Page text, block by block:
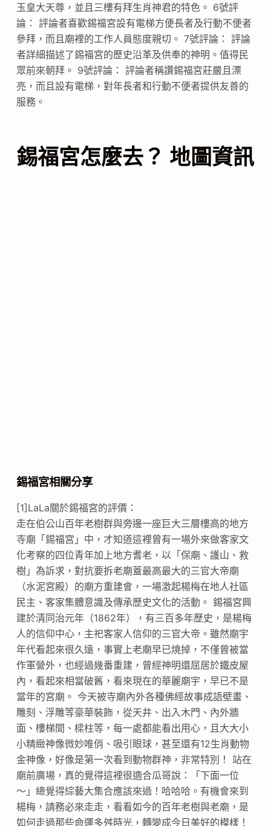
玉皇大天尊，並且三樓有拜生肖神君的特色。 6號評
論： 評論者喜歡錫福宮設有電梯方便長者及行動不便者
參拜，而且廟裡的工作人員態度親切。 7號評論： 評論
者詳細描述了錫福宮的歷史沿革及供奉的神明。值得民
眾前來朝拜。 9號評論： 評論者稱讚錫福宮莊嚴且漂
亮，而且設有電梯，對年長者和行動不便者提供友善的
服務。
錫福宮怎麼去？ 地圖資訊
錫福宮相關分享
[1]LaLa關於錫福宮的評價：
走在伯公山百年老樹群與旁邊一座巨大三層樓高的地方
寺廟「錫福宮」中，才知道這裡曾有一場外來做客家文
化考察的四位青年加上地方耆老，以「保廟、護山、救
樹」為訴求，對抗要拆老廟蓋最高最大的三官大帝廟
（水泥宮殿）的廟方重建會，一場激起楊梅在地人社區
民主、客家集體意識及傳承歷史文化的活動。 錫福宮興
建於清同治元年（1862年），有三百多年歷史，是楊梅
人的信仰中心，主祀客家人信仰的三官大帝。雖然廟宇
年代看起來很久遠，事實上老廟早已燒掉，不僅曾被當
作軍營外，也經過幾番重建，曾經神明還屈居於鐵皮屋
內，看起來相當破舊，看來現在的華麗廟宇，早已不是
當年的宮廟。 今天被寺廟內外各種佛經故事成語壁畫、
雕刻、浮雕等豪華裝飾，從天井、出入木門、內外牆
面、樓梯間、樑柱等，每一處都能看出用心，且大大小
小精緻神像微妙唯俏、吸引眼球，甚至還有12生肖動物
金神像，好像是第一次看到動物群神，非常特別！ 站在
廟前廣場，真的覺得這裡很適合瓜哥說：「下面一位
～」總覺得綜藝大集合應該來過！哈哈哈。有機會來到
楊梅，請務必來走走，看看如今的百年老樹與老廟，是
如何走過那些命運多舛時光，轉變成今日美好的模樣！